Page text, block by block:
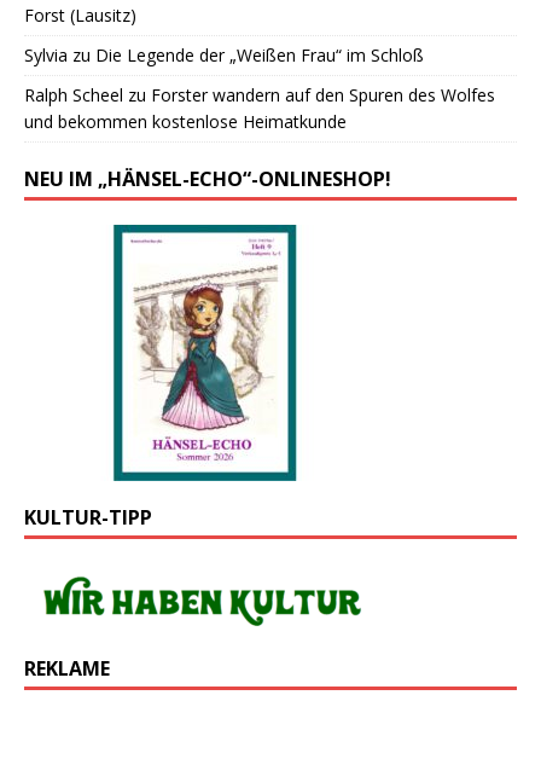
Forst (Lausitz)
Sylvia zu Die Legende der „Weißen Frau“ im Schloß
Ralph Scheel zu Forster wandern auf den Spuren des Wolfes
und bekommen kostenlose Heimatkunde
NEU IM „HÄNSEL-ECHO“-ONLINESHOP!
KULTUR-TIPP
REKLAME